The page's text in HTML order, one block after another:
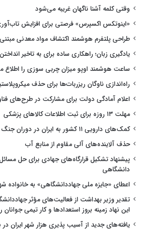
وقتی کلمه آشنا ناگهان غریبه می‌شود
«اینوتکس اکسپرس» فرصتی برای افزایش
طراحی پلتفرم هوشمند اکتشاف مواد معدنی
یادگیری زبان؛ راهکاری ساده برای به تاخیر
ساعت هوشمند اوپو میزان چربی سوزی را
راه‌اندازی ناوگان ریزربات‌ها برای حذف
اعلام آمادگی دولت برای مشارکت در طرح‌های
مهلت ۱۳ روزه برای ثبت اطلاعات کالاهای پزشکی
کمک‌های دارویی ۱۱ کشور به ایران در دوران جنگ
حذف آلاینده‌های آلی مقاوم از منابع آب
پیشنهاد تشکیل قرارگاه‌های جهادی برای حل
دانشگاهی
اعطای «جایزه ملی جهاددانشگاهی» به خانواده
تقدیر وزیر بهداشت از فعالیت‌های مؤثر
این نهاد زمینه بروز استعدادها و کار تیمی جوانان
یافته‌های جدید از آسیب پذیری هزار شهر ایران در